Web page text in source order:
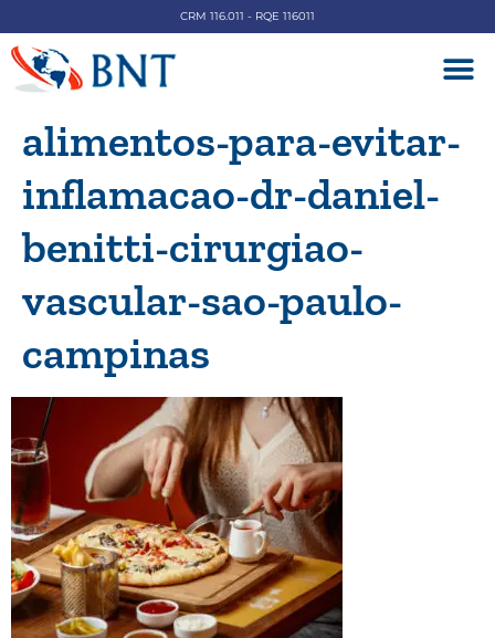
CRM 116.011 - RQE 116011
alimentos-para-evitar-
inflamacao-dr-daniel-
benitti-cirurgiao-
vascular-sao-paulo-
campinas